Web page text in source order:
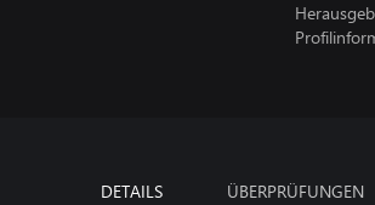
DETAILS ÜBERPRÜFUNGEN